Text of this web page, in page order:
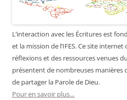
L’interaction avec les Écritures est
et la mission de l’IFES. Ce site
réflexions et des ressources venues
présentent de nombreuses manières
de partager la Parole de Dieu.
Pour en savoir plus…